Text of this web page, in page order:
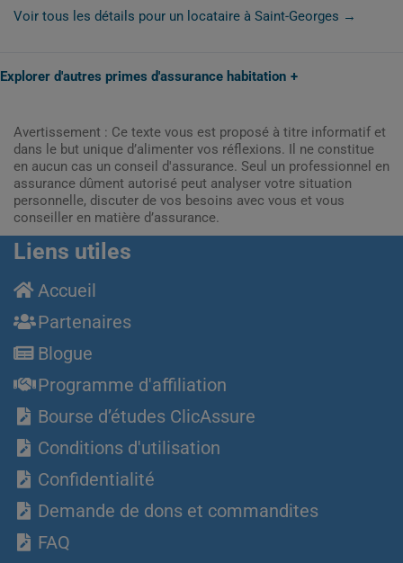
Voir tous les détails pour un locataire à Saint-Georges →
Explorer d'autres primes d'assurance habitation
Avertissement : Ce texte vous est proposé à titre informatif et
dans le but unique d’alimenter vos réflexions. Il ne constitue
en aucun cas un conseil d'assurance. Seul un professionnel en
assurance dûment autorisé peut analyser votre situation
personnelle, discuter de vos besoins avec vous et vous
conseiller en matière d’assurance.
Liens utiles
Accueil
Partenaires
Blogue
Programme d'affiliation
Bourse d’études ClicAssure
Conditions d'utilisation
Confidentialité
Demande de dons et commandites
FAQ